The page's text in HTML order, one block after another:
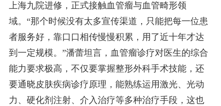
上海九院进修，正式接触血管瘤与血管畸形领
域。“那个时候没有太多宣传渠道，只能把每一位患
者服务好，靠口口相传慢慢积累，用了近十年才达
到一定规模。”潘蕾坦言，血管瘤诊疗对医生的综合
能力要求极高，不仅要掌握整形外科手术技能，还
要通晓皮肤疾病诊疗原理，能熟练运用激光、光动
力、硬化剂注射、介入治疗等多种治疗手段，这也